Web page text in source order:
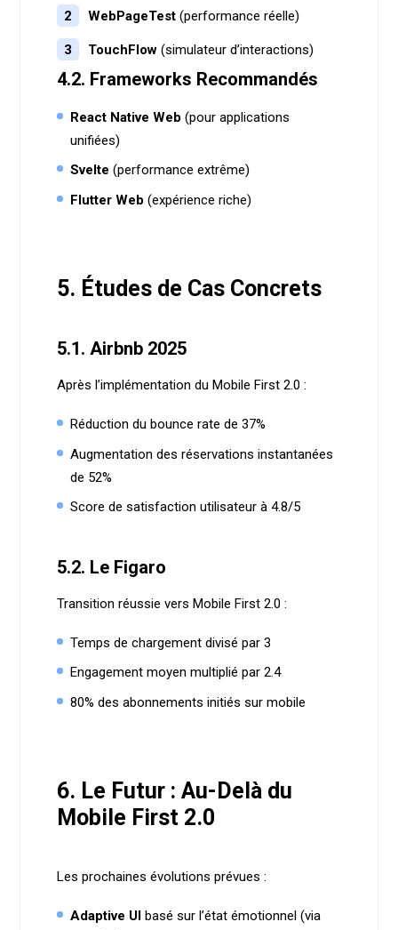
WebPageTest(performance réelle)
TouchFlow(simulateur d’interactions)
4.2. Frameworks Recommandés
React Native Web (pour applications
unifiées)
Svelte (performance extrême)
Flutter Web (expérience riche)
5. Études de Cas Concrets
5.1. Airbnb 2025
Après l’implémentation du Mobile First 2.0 :
Réduction du bounce rate de 37%
Augmentation des réservations instantanées
de 52%
Score de satisfaction utilisateur à 4.8/5
5.2. Le Figaro
Transition réussie vers Mobile First 2.0 :
Temps de chargement divisé par 3
Engagement moyen multiplié par 2.4
80% des abonnements initiés sur mobile
6. Le Futur : Au-Delà du
Mobile First 2.0
Les prochaines évolutions prévues :
Adaptive UI basé sur l’état émotionnel (via